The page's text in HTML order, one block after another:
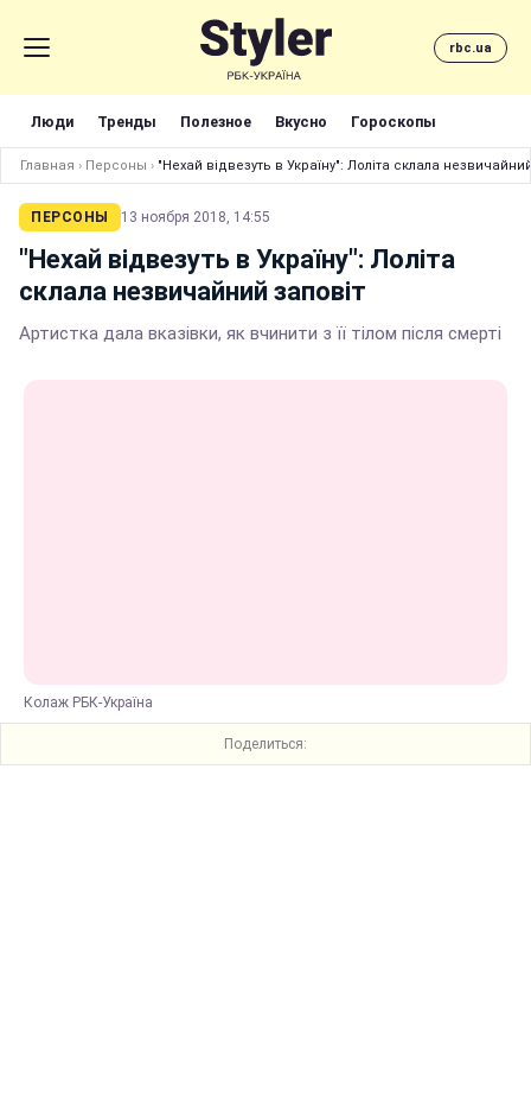
rbc.ua
Люди Тренды Полезное Вкусно Гороскопы
Главная › Персоны › "Нехай відвезуть в Україну": Лоліта склала
ПЕРСОНЫ 13 ноября 2018, 14:55
"Нехай відвезуть в Україну": Лоліта
склала незвичайний заповіт
Артистка дала вказівки, як вчинити з її тілом після смерті
Колаж РБК-Україна
Поделиться: